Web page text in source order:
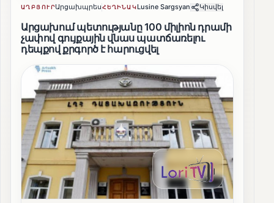
ԱՂԲՅՈՒՐԱրցախպրեսՀԵՂԻՆԱԿLusine Sargsyan Կիսվել
Արցախում պետությանը 100 միլիոն դրամի
չափով գույքային վնաս պատճառելու
դեպքով քրգործ է հարուցվել